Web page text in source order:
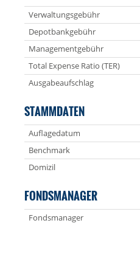
Verwaltungsgebühr
Depotbankgebühr
Managementgebühr
Total Expense Ratio (TER)
Ausgabeaufschlag
STAMMDATEN
Auflagedatum
Benchmark
Domizil
FONDSMANAGER
Fondsmanager